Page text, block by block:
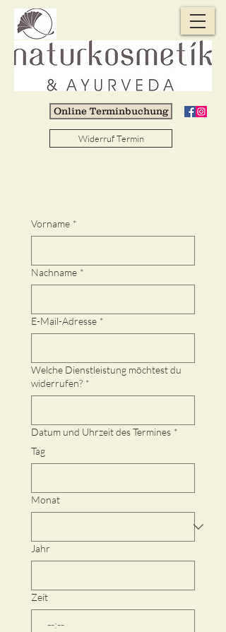
Online Terminbuchung
Widerruf Termin
Vorname *
Nachname *
E-Mail-Adresse *
Welche Dienstleistung möchtest du
widerrufen? *
Datum und Uhrzeit des Termines *
Tag
Monat
Jahr
Zeit
: